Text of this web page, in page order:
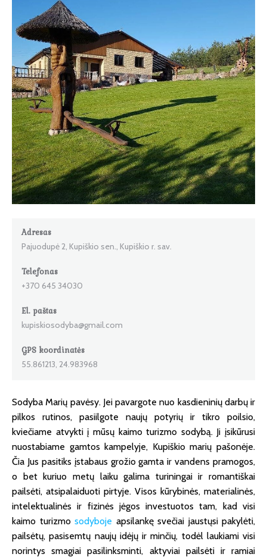
Adresas
Pajuodupė 2, Kupiškio sen., Kupiškio r. sav.
Telefonas
+370 645 34030
El. paštas
kupiskiosodyba@gmail.com
GPS koordinatės
55.861213, 24.983968
Sodyba Marių pavėsy. Jei pavargote nuo kasdieninių darbų ir
pilkos rutinos, pasiilgote naujų potyrių ir tikro poilsio,
kviečiame atvykti į mūsų kaimo turizmo sodybą. Ji įsikūrusi
nuostabiame gamtos kampelyje, Kupiškio marių pašonėje.
Čia Jus pasitiks įstabaus grožio gamta ir vandens pramogos,
o bet kuriuo metų laiku galima turiningai ir romantiškai
pailsėti, atsipalaiduoti pirtyje. Visos kūrybinės, materialinės,
intelektualinės ir fizinės jėgos investuotos tam, kad visi
kaimo turizmo sodyboje apsilankę svečiai jaustųsi pakylėti,
pailsėtų, pasisemtų naujų idėjų ir minčių, todėl laukiami visi
norintys smagiai pasilinksminti, aktyviai pailsėti ir ramiai